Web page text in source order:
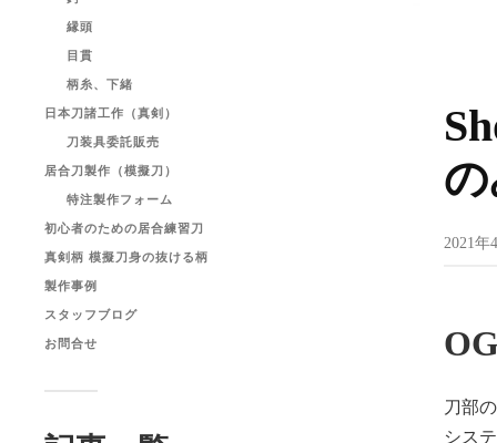
縁頭
目貫
柄糸、下緒
日本刀諸工作（真剣）
刀装具委託販売
居合刀製作（模擬刀）
特注製作フォーム
初心者のための居合練習刀
真剣柄 模擬刀身の抜ける柄
製作事例
スタッフブログ
お問合せ
2021年
刀部
シス